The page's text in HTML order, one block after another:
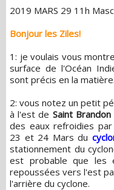
2019 MARS 29 11h
Bonjour les Ziles!
1: je voulais vous
surface de l'Océan
sont précis en la matière.
2: vous notez un petit
à l'est de Saint Brandon
des eaux refroidies
23 et 24 Mars du
stationnement du
est probable que les
repoussées vers l'est
l'arrière du cyclone.